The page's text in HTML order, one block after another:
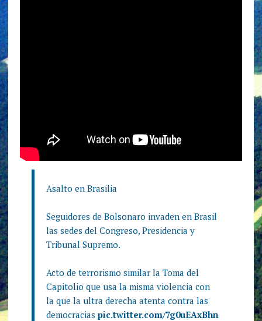
Asalto en Brasilia
Seguidores de Bolsonaro invaden en Brasil
las sedes del Congreso, Presidencia y
Tribunal Supremo.
Acto de terrorismo similar la Toma del
Capitolio que usa la misma violencia con
la que la ultra derecha atenta contra las
democracias pic.twitter.com/7g0uEAxBhn